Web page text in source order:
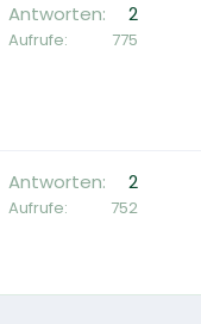
Antworten 2
Aufrufe 775
Antworten 2
Aufrufe 752